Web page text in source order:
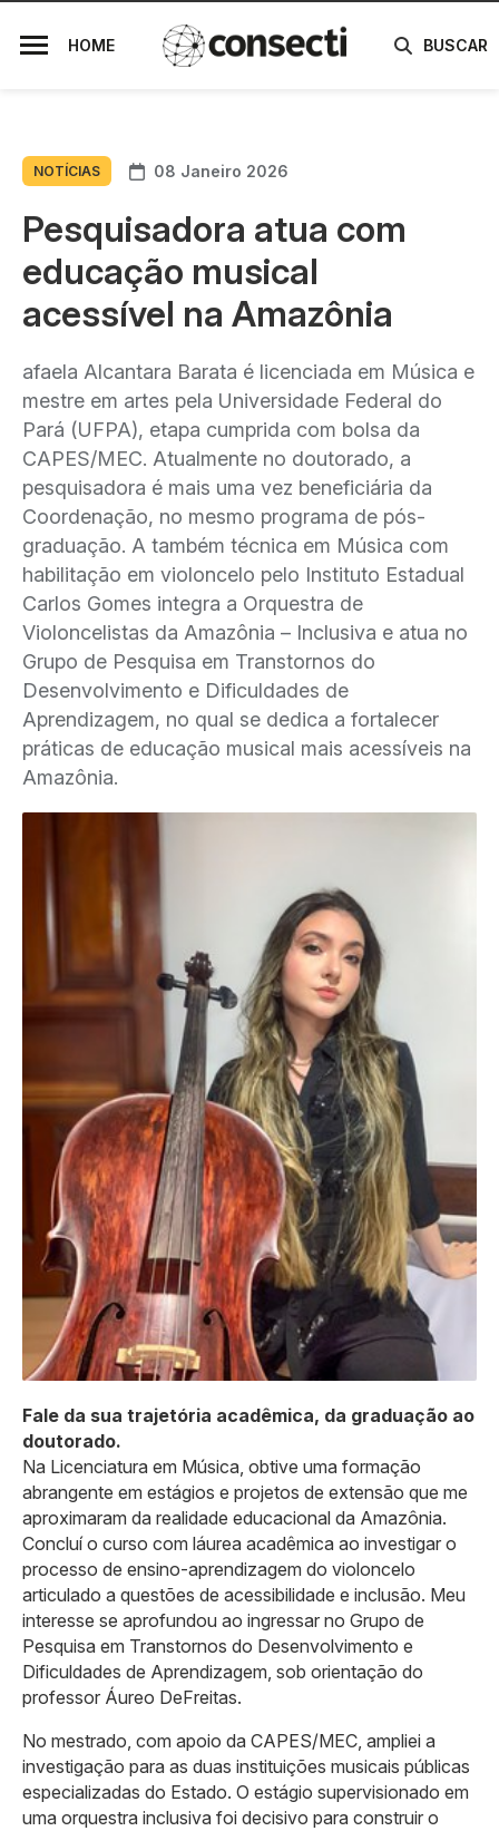
HOME BUSCAR
NOTÍCIAS 08 Janeiro 2026
Pesquisadora atua com
educação musical
acessível na Amazônia
afaela Alcantara Barata é licenciada em Música e
mestre em artes pela Universidade Federal do
Pará (UFPA), etapa cumprida com bolsa da
CAPES/MEC. Atualmente no doutorado, a
pesquisadora é mais uma vez beneficiária da
Coordenação, no mesmo programa de pós-
graduação. A também técnica em Música com
habilitação em violoncelo pelo Instituto Estadual
Carlos Gomes integra a Orquestra de
Violoncelistas da Amazônia – Inclusiva e atua no
Grupo de Pesquisa em Transtornos do
Desenvolvimento e Dificuldades de
Aprendizagem, no qual se dedica a fortalecer
práticas de educação musical mais acessíveis na
Amazônia.
Fale da sua trajetória acadêmica, da graduação ao
doutorado.
Na Licenciatura em Música, obtive uma formação
abrangente em estágios e projetos de extensão que me
aproximaram da realidade educacional da Amazônia.
Concluí o curso com láurea acadêmica ao investigar o
processo de ensino-aprendizagem do violoncelo
articulado a questões de acessibilidade e inclusão. Meu
interesse se aprofundou ao ingressar no Grupo de
Pesquisa em Transtornos do Desenvolvimento e
Dificuldades de Aprendizagem, sob orientação do
professor Áureo DeFreitas.
No mestrado, com apoio da CAPES/MEC, ampliei a
investigação para as duas instituições musicais públicas
especializadas do Estado. O estágio supervisionado em
uma orquestra inclusiva foi decisivo para construir o